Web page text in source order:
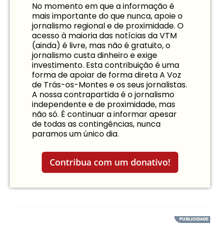
No momento em que a informação é
mais importante do que nunca, apoie o
jornalismo regional e de proximidade. O
acesso à maioria das notícias da VTM
(ainda) é livre, mas não é gratuito, o
jornalismo custa dinheiro e exige
investimento. Esta contribuição é uma
forma de apoiar de forma direta A Voz
de Trás-os-Montes e os seus jornalistas.
A nossa contrapartida é o jornalismo
independente e de proximidade, mas
não só. É continuar a informar apesar
de todas as contingências, nunca
paramos um único dia.
Contribua com um donativo!